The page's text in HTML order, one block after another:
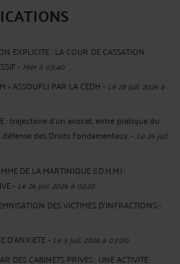
EXPLICITE : LA COUR DE CASSATION
- Hier à 03:40
» ASSOUPLI PAR LA CEDH- Le 28 juil. 2026 à
: trajectoire d’un avocat, entre pratique du
des Droits Fondamentaux.- Le 26 juil.
DE LA MARTINIQUE (I.D.H.M.) :
- Le 26 juil. 2026 à 02:20
DES VICTIMES D'INFRACTIONS-
D’ANXIETE- Le 5 juil. 2026 à 03:00
DES CABINETS PRIVES : UNE ACTIVITE